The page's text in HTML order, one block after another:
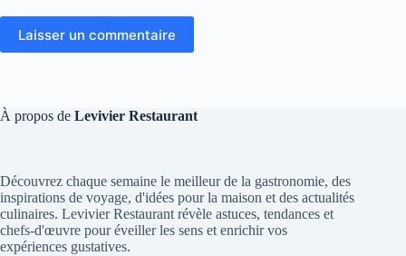
Laisser un commentaire
À propos de Levivier Restaurant
Découvrez chaque semaine le meilleur de la gastronomie, des
inspirations de voyage, d'idées pour la maison et des actualités
culinaires. Levivier Restaurant révèle astuces, tendances et
chefs-d'œuvre pour éveiller les sens et enrichir vos
expériences gustatives.